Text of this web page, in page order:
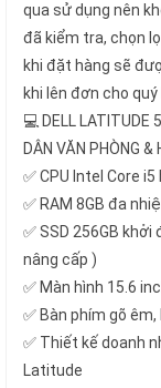
qua sử dụng nên
đã kiểm tra, chọn
khi đặt hàng sẽ
khi lên đơn cho
💻 DELL LATITUDE
DÂN VĂN PHÒNG &
✅ CPU Intel Core
✅ RAM 8GB đa
✅ SSD 256GB
nâng cấp )
✅ Màn hình 15.6
✅ Bàn phím gõ
✅ Thiết kế doanh
Latitude